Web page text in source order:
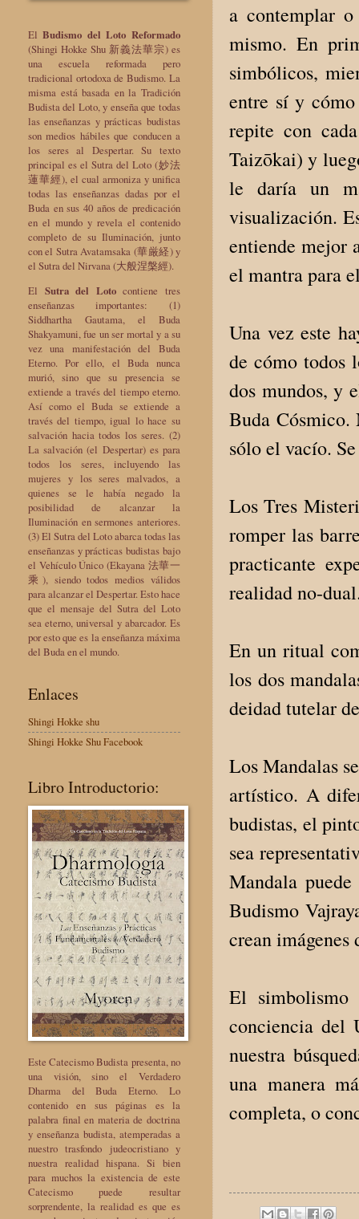
a contemplar
mismo. En
simbólicos,
entre sí y cómo
repite con
Taizōkai) y
le daría un
visualización.
entiende mejor
el mantra para
Una vez este
de cómo todos
dos mundos, y
Buda Cósmico.
sólo el vacío.
Los Tres
romper las
practicante
realidad no-
En un ritual
los dos
deidad tutelar
Los Mandalas
artístico. A
budistas, el
sea
Mandala
Budismo
crean
El simbolismo
conciencia del
nuestra
una manera
completa, o
ElBudismo del Loto Reformado
(Shingi Hokke Shu 新義法華宗) es
una escuela reformada pero
tradicional ortodoxa de Budismo. La
misma está basada en la Tradición
Budista del Loto, y enseña que todas
las enseñanzas y prácticas budistas
son medios hábiles que conducen a
los seres al Despertar. Su texto
principal es el Sutra del Loto (妙法
蓮華經), el cual armoniza y unifica
todas las enseñanzas dadas por el
Buda en sus 40 años de predicación
en el mundo y revela el contenido
completo de su Iluminación, junto
con el Sutra Avatamsaka (華厳経) y
el Sutra del Nirvana (大般涅槃經).
El Sutra del Lotocontiene tres
enseñanzas importantes: (1)
Siddhartha Gautama, el Buda
Shakyamuni, fue un ser mortal y a su
vez una manifestación del Buda
Eterno. Por ello, el Buda nunca
murió, sino que su presencia se
extiende a través del tiempo eterno.
Así como el Buda se extiende a
través del tiempo, igual lo hace su
salvación hacia todos los seres. (2)
La salvación (el Despertar) es para
todos los seres, incluyendo las
mujeres y los seres malvados, a
quienes se le había negado la
posibilidad de alcanzar la
Iluminación en sermones anteriores.
(3) El Sutra del Loto abarca todas las
enseñanzas y prácticas budistas bajo
el Vehículo Único (Ekayana 法華一
乘), siendo todos medios válidos
para alcanzar el Despertar. Esto hace
que el mensaje del Sutra del Loto
sea eterno, universal y abarcador. Es
por esto que es la enseñanza máxima
del Buda en el mundo.
Enlaces
Shingi Hokke shu
Shingi Hokke Shu Facebook
Libro Introductorio:
Este Catecismo Budista presenta, no
una visión, sino el Verdadero
Dharma del Buda Eterno. Lo
contenido en sus páginas es la
palabra final en materia de doctrina
y enseñanza budista, atemperadas a
nuestro trasfondo judeocristiano y
nuestra realidad hispana. Si bien
para muchos la existencia de este
Catecismo puede resultar
sorprendente, la realidad es que es